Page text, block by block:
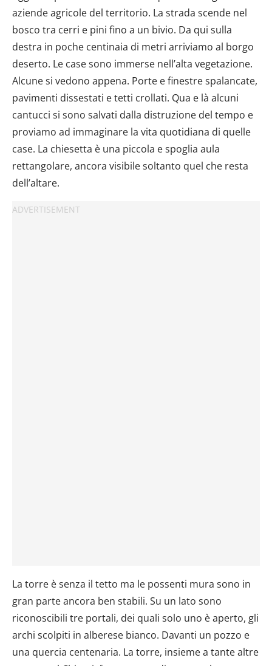
aziende agricole del territorio. La strada scende nel
bosco tra cerri e pini fino a un bivio. Da qui sulla
destra in poche centinaia di metri arriviamo al borgo
deserto. Le case sono immerse nell’alta vegetazione.
Alcune si vedono appena. Porte e finestre spalancate,
pavimenti dissestati e tetti crollati. Qua e là alcuni
cantucci si sono salvati dalla distruzione del tempo e
proviamo ad immaginare la vita quotidiana di quelle
case. La chiesetta è una piccola e spoglia aula
rettangolare, ancora visibile soltanto quel che resta
dell’altare.
La torre è senza il tetto ma le possenti mura sono in
gran parte ancora ben stabili. Su un lato sono
riconoscibili tre portali, dei quali solo uno è aperto, gli
archi scolpiti in alberese bianco. Davanti un pozzo e
una quercia centenaria. La torre, insieme a tante altre